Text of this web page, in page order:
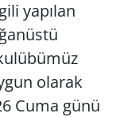
yapılan
olarak
Cuma günü